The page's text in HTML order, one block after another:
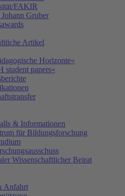
FAKIR
Gruber
Artikel
Horizonte«
student papers«
& Informationen
für Bildungsforschung
Wissenschaftlicher Beirat
Anfahrt